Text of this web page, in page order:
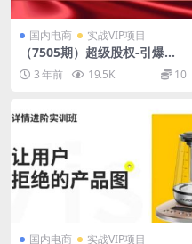
国内电商 实战VIP项目
（7505期）超级股权-引爆超
级价值：电商股权设计与激
励：打造全员动力机制 实现…
3 年前 19.5K 10
国内电商 实战VIP项目